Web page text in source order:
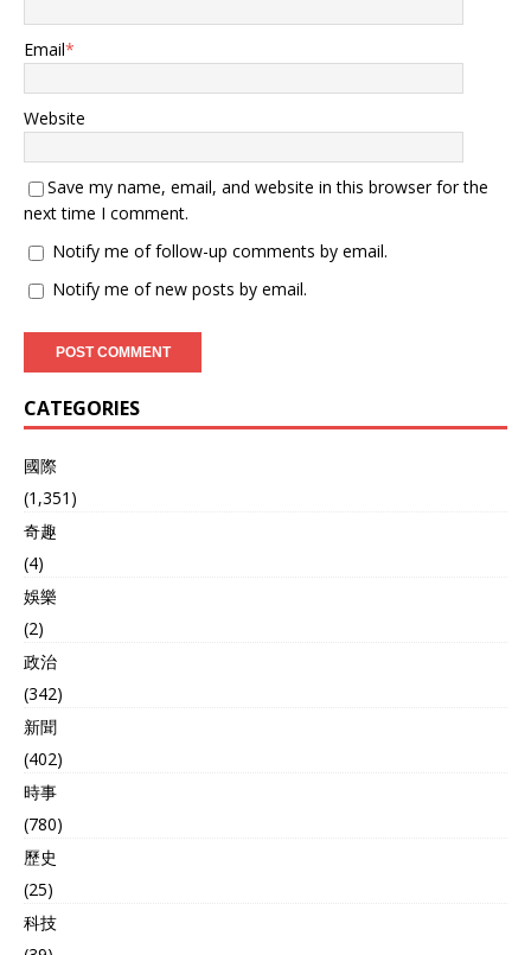
Email*
Website
Save my name, email, and website in this browser for the
next time I comment.
Notify me of follow-up comments by email.
Notify me of new posts by email.
CATEGORIES
國際
(1,351)
奇趣
(4)
娛樂
(2)
政治
(342)
新聞
(402)
時事
(780)
歷史
(25)
科技